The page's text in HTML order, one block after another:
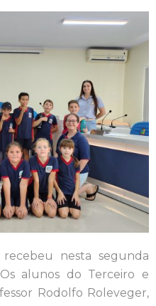
nesta segunda
alunos do Terceiro e
Rodolfo Roleveger,